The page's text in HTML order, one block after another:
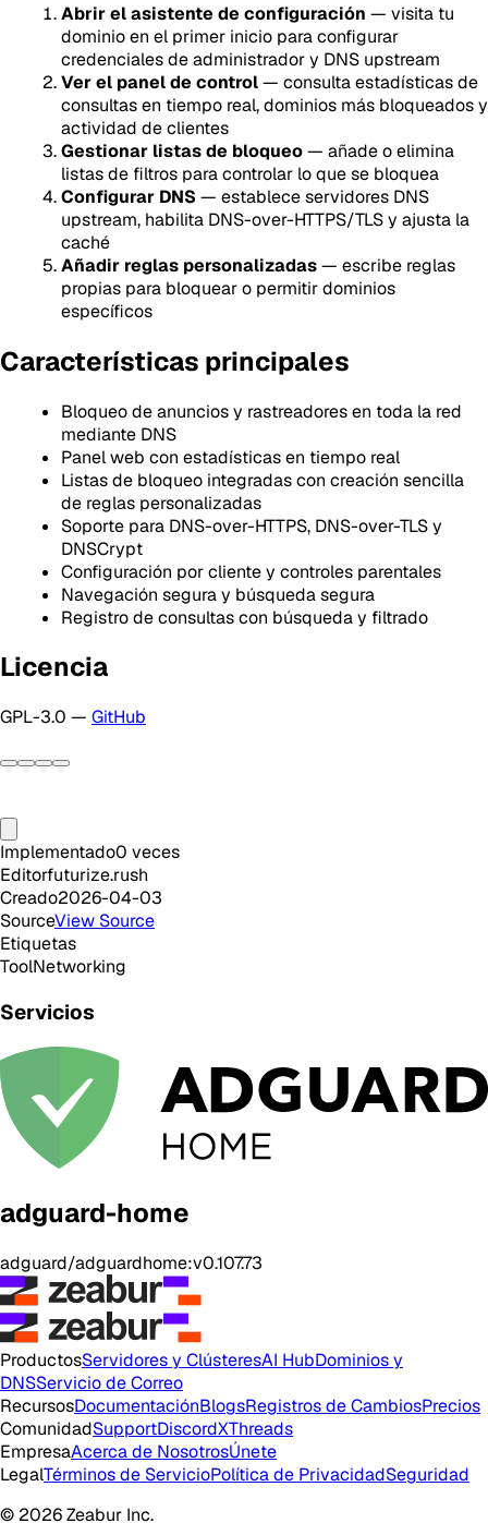
Abrir el asistente de configuración — visita tu
dominio en el primer inicio para configurar
credenciales de administrador y DNS upstream
Ver el panel de control— consulta estadísticas de
consultas en tiempo real, dominios más bloqueados y
actividad de clientes
Gestionar listas de bloqueo— añade o elimina
listas de filtros para controlar lo que se bloquea
Configurar DNS — establece servidores DNS
upstream, habilita DNS-over-HTTPS/TLS y ajusta la
caché
Añadir reglas personalizadas— escribe reglas
propias para bloquear o permitir dominios
específicos
Características principales
Bloqueo de anuncios y rastreadores en toda la red
mediante DNS
Panel web con estadísticas en tiempo real
Listas de bloqueo integradas con creación sencilla
de reglas personalizadas
Soporte para DNS-over-HTTPS, DNS-over-TLS y
DNSCrypt
Configuración por cliente y controles parentales
Navegación segura y búsqueda segura
Registro de consultas con búsqueda y filtrado
Licencia
GPL-3.0 — GitHub
Implementado0 veces
Editorfuturize.rush
Creado2026-04-03
SourceView Source
Etiquetas
ToolNetworking
Servicios
adguard-home
adguard/adguardhome:v0.107.73
ProductosServidores y ClústeresAI HubDominios y
DNSServicio de Correo
RecursosDocumentaciónBlogsRegistros de CambiosPrecios
ComunidadSupportDiscordXThreads
EmpresaAcerca de NosotrosÚnete
LegalTérminos de ServicioPolítica de PrivacidadSeguridad
© 2026 Zeabur Inc.